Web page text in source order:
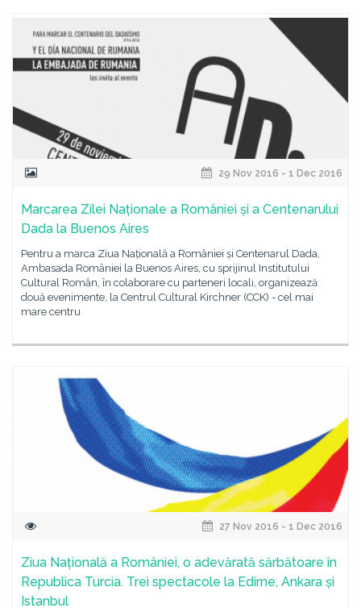
29 Nov 2016 - 1 Dec 2016
Marcarea Zilei Naționale a României și a Centenarului
Dada la Buenos Aires
Pentru a marca Ziua Națională a României și Centenarul Dada,
Ambasada României la Buenos Aires, cu sprijinul Institutului
Cultural Român, în colaborare cu parteneri locali, organizează
două evenimente, la Centrul Cultural Kirchner (CCK) - cel mai
mare centru
27 Nov 2016 - 1 Dec 2016
Ziua Națională a României, o adevărată sărbătoare în
Republica Turcia. Trei spectacole la Edirne, Ankara și
Istanbul